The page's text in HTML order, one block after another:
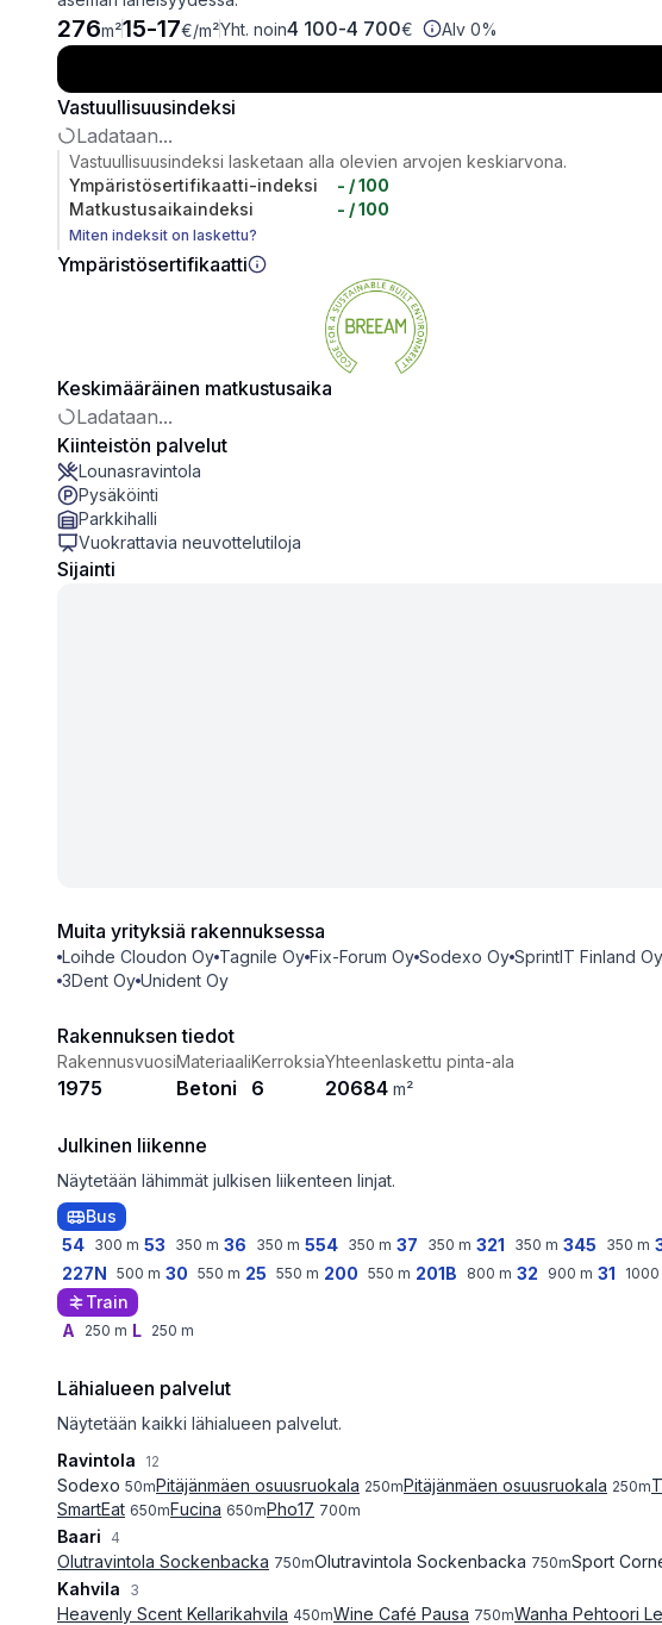
276m²15-17€/m²Yht. noin4 100-4 700€
Alv 0%
Vastuullisuusindeksi
Ladataan...
Vastuullisuusindeksi lasketaan alla olevien arvojen keskiarvona.
Ympäristösertifikaatti-indeksi
- / 100
Matkustusaikaindeksi
- / 100
Miten indeksit on laskettu?
Ympäristösertifikaatti
Keskimääräinen matkustusaika
Ladataan...
Kiinteistön palvelut
Lounasravintola
Pysäköinti
Parkkihalli
Vuokrattavia neuvottelutiloja
Sijainti
Muita yrityksiä rakennuksessa
Loihde Cloudon Oy Tagnile Oy Fix-Forum Oy Sodexo Oy SprintIT Finland Oy
3Dent Oy Unident Oy
Rakennuksen tiedot
Rakennusvuosi
1975
Materiaali
Betoni
Kerroksia
6
Yhteenlaskettu pinta-ala
20684 m²
Julkinen liikenne
Näytetään lähimmät julkisen liikenteen linjat.
Bus
54 300 m 53 350 m 36 350 m 554 350 m 37 350 m 321 350 m 345 350 m
227N 500 m 30 550 m 25 550 m 200 550 m 201B 800 m 32 900 m 31 1000
Train
A
250 m L 250 m
Lähialueen palvelut
Näytetään kaikki lähialueen palvelut.
Ravintola
12
Sodexo 50mPitäjänmäen osuusruokala 250mPitäjänmäen osuusruokala 250m
SmartEat 650mFucina 650mPho17 700m
Baari 4
Olutravintola Sockenbacka 750mOlutravintola Sockenbacka 750mSport
Kahvila 3
Heavenly Scent Kellarikahvila 450mWine Café Pausa 750mWanha Pehtoori